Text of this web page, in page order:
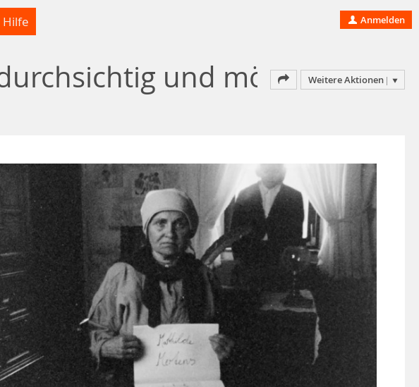
Hilfe Anmelden
und möchteWeitere Aktionen